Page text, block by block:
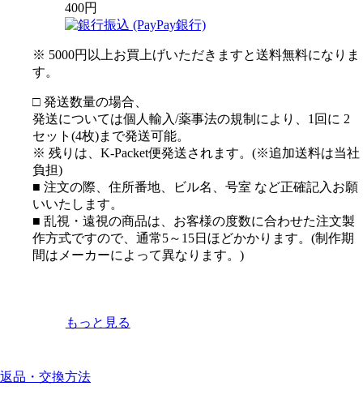
400円
※ 5000円以上お買上げいただきますと送料無料になりま
す。
□ 発送数量の場合、
発送については個人輸入/薬事法の規制により、1回に 2
セット(4枚)まで発送可能。
※ 残りは、K-Packet便発送されます。(※追加送料は当社
負担)
■ 注文の際、住所番地、ビル名、号室 など正確記入お願
いいたします。
■ 乱視・遠視の商品は、お客様の度数に合わせた注文製
作方式ですので、通常5～15日ほどかかります。(制作期
間はメーカーによって異なります。)
もっと見る
返品・交換方法